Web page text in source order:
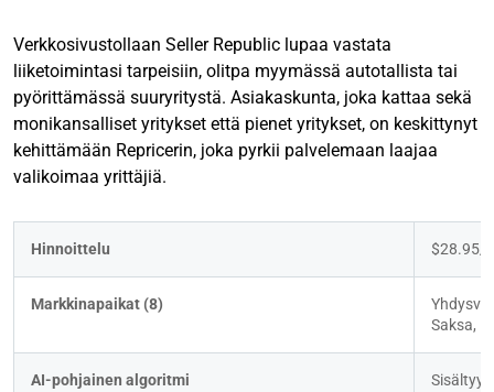
Verkkosivustollaan Seller Republic lupaa vastata
liiketoimintasi tarpeisiin, olitpa myymässä autotallista tai
pyörittämässä suuryritystä. Asiakaskunta, joka kattaa sekä
monikansalliset yritykset että pienet yritykset, on keskittynyt
kehittämään Repricerin, joka pyrkii palvelemaan laajaa
valikoimaa yrittäjiä.
Hinnoittelu $28.95/
Markkinapaikat (8)
Saksa,
AI-pohjainen algoritmi Sisältyy